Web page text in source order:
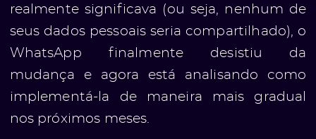
realmente significava (ou seja, nenhum de
seus dados pessoais seria compartilhado), o
WhatsApp finalmente desistiu da
mudança e agora está analisando como
implementá-la de maneira mais gradual
nos próximos meses.